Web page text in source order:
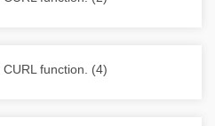
function. (4)